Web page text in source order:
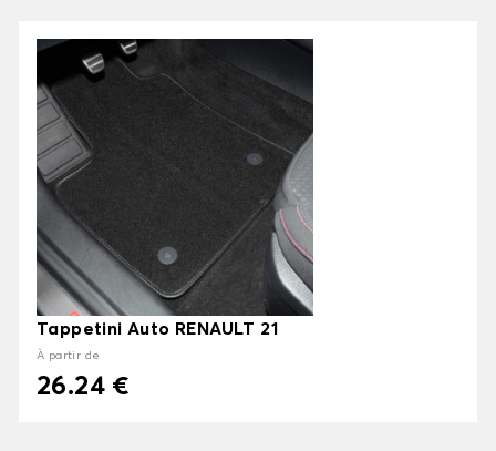
Tappetini Auto RENAULT 21
À partir de
26.24 €